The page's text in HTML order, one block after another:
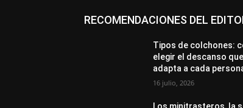
RECOMENDACIONES DEL
Tipos de colchones:
elegir el descanso
adapta a cada
16 julio, 2026